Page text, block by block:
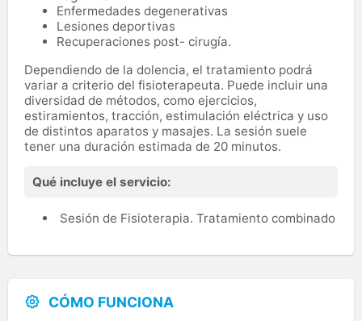
Enfermedades degenerativas
Lesiones deportivas
Recuperaciones post- cirugía.
Dependiendo de la dolencia, el tratamiento podrá
variar a criterio del fisioterapeuta. Puede incluir una
diversidad de métodos, como ejercicios,
estiramientos, tracción, estimulación eléctrica y uso
de distintos aparatos y masajes. La sesión suele
tener una duración estimada de 20 minutos.
Qué incluye el servicio:
Sesión de Fisioterapia. Tratamiento combinado
CÓMO FUNCIONA